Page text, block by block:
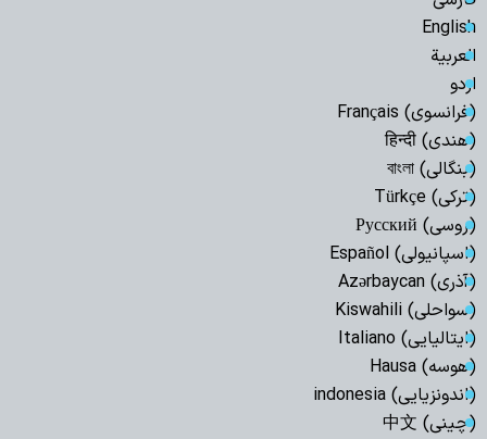
English
العربیة
اردو
(فرانسوی) Français
(هندی) हिन्दी
(بنگالی) বাংলা
(ترکی) Türkçe
(روسی) Русский
(اسپانیولی) Español
(آذری) Azərbaycan
(سواحلی) Kiswahili
(ایتالیایی) Italiano
(هوسه) Hausa
(اندونزیایی) indonesia
(چینی) 中文